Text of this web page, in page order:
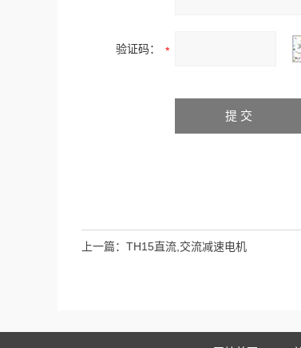
验证码：
上一篇： TH15直流,交流减速电机